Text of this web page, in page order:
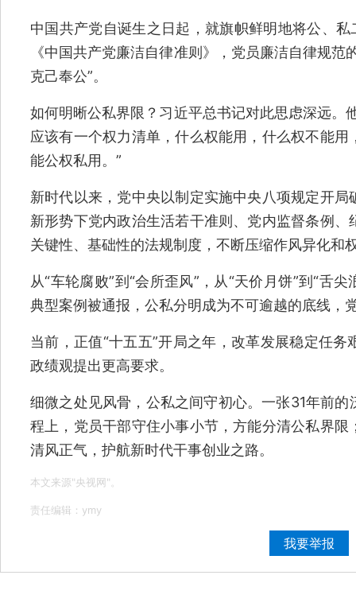
中国共产党自诞生之日起，就旗帜鲜明地将公、
《中国共产党廉洁自律准则》，党员廉洁自律规
克己奉公”。
如何明晰公私界限？习近平总书记对此思虑深远。
应该有一个权力清单，什么权能用，什么权不能
能公权私用。”
新时代以来，党中央以制定实施中央八项规定开
新形势下党内政治生活若干准则、党内监督条例
关键性、基础性的法规制度，不断压缩作风异化和
从“车轮腐败”到“会所歪风”，从“天价月饼”到“舌
典型案例被通报，公私分明成为不可逾越的底线，
当前，正值“十五五”开局之年，改革发展稳定任
政绩观提出更高要求。
细微之处见风骨，公私之间守初心。一张31年前
程上，党员干部守住小事小节，方能分清公私界
清风正气，护航新时代干事创业之路。
本文来源"央视网"。
责任编辑：ymy
我要举报